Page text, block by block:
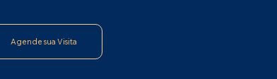
Agende sua Visita